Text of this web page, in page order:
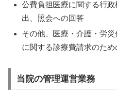
公費負担医療に関する行
出、照会への回答
その他、医療・介護・労
に関する診療費請求のため
当院の管理運営業務